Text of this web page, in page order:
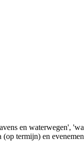
en waterwegen',
termijn) en